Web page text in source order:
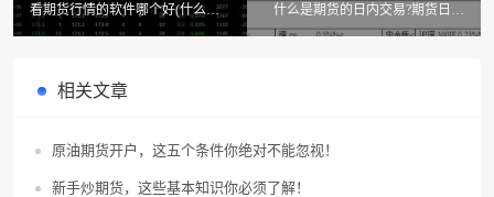
看期货行情的软件哪个好(什么软
件可以看美国期货行情)
什么是期货的日内交易?期货日内
交易高人交易思路 期货交易的品
相关文章
原油期货开户，这五个条件你绝对不能忽视！
新手炒期货，这些基本知识你必须了解！